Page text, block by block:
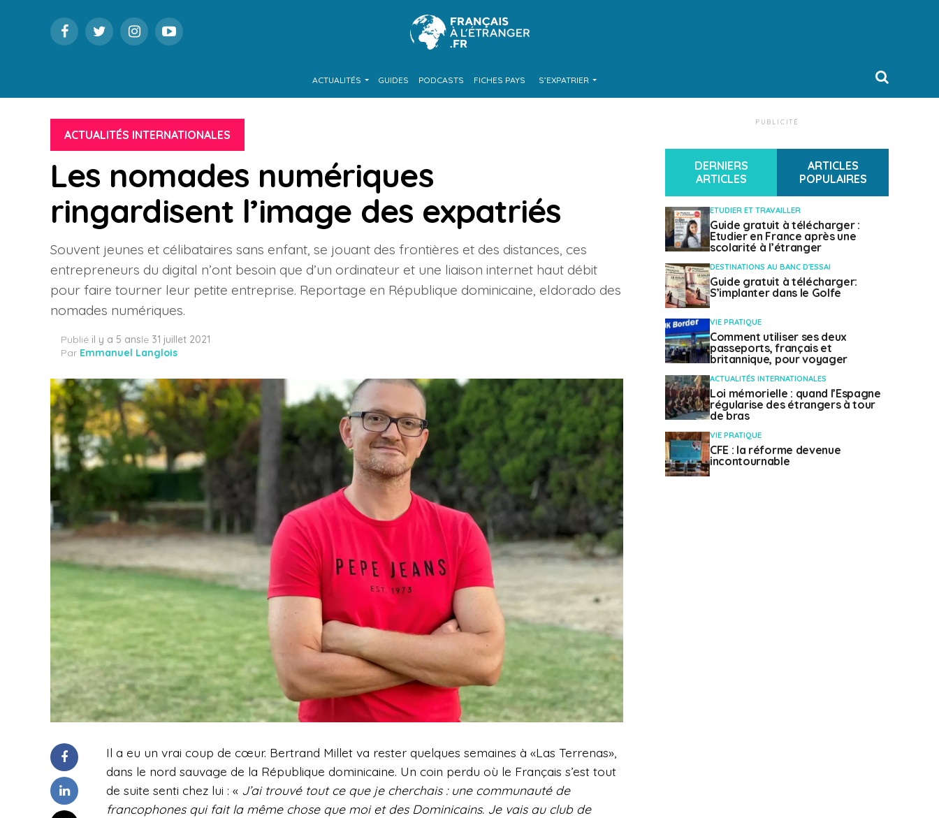
ACTUALITÉS GUIDES PODCASTS FICHES PAYS S’EXPATRIER
ACTUALITÉS INTERNATIONALES
Les nomades numériques
ringardisent l’image des expatriés
Souvent jeunes et célibataires sans enfant, se jouant des frontières et des distances, ces
entrepreneurs du digital n’ont besoin que d’un ordinateur et une liaison internet haut débit
pour faire tourner leur petite entreprise. Reportage en République dominicaine, eldorado des
nomades numériques.
Publié il y a 5 ansle 31 juillet 2021
Par Emmanuel Langlois
Il a eu un vrai coup de cœur. Bertrand Millet va rester quelques semaines à «Las Terrenas»,
dans le nord sauvage de la République dominicaine. Un coin perdu où le Français s’est tout
de suite senti chez lui : « J’ai trouvé tout ce que je cherchais : une communauté de
francophones qui fait la même chose que moi et des Dominicains. Je vais au club de
PUBLICITÉ
DERNIERS
ARTICLES
ARTICLES
POPULAIRES
ETUDIER ET TRAVAILLER
Guide gratuit à télécharger :
Etudier en France après une
scolarité à l’étranger
DESTINATIONS AU BANC D'ESSAI
Guide gratuit à télécharger:
S’implanter dans le Golfe
VIE PRATIQUE
Comment utiliser ses deux
passeports, français et
britannique, pour voyager
ACTUALITÉS INTERNATIONALES
Loi mémorielle : quand l’Espagne
régularise des étrangers à tour
de bras
VIE PRATIQUE
CFE : la réforme devenue
incontournable